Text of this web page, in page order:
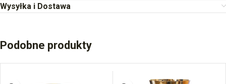
Wysyłka i Dostawa
Podobne produkty